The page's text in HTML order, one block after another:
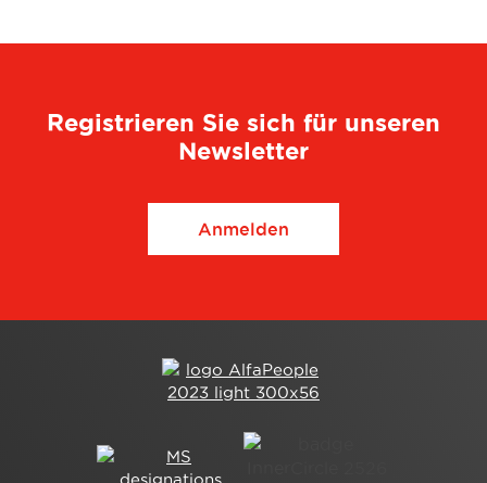
Registrieren Sie sich für unseren
Newsletter
Anmelden